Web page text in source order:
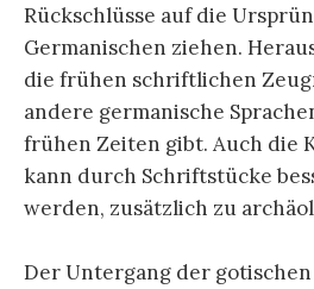
Rückschlüsse auf die
Germanischen ziehen.
die frühen schriftlichen
andere germanische
frühen Zeiten gibt. Auch die
kann durch Schriftstücke
werden, zusätzlich zu
Der Untergang der